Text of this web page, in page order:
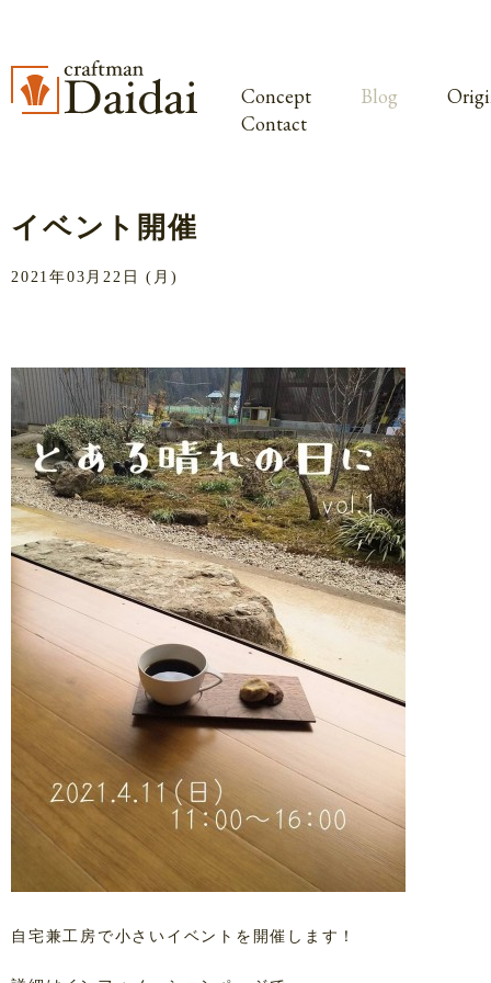
Concept Blog
Contact
イベント開催
2021年03月22日 (月)
自宅兼工房で小さいイベントを開催します！